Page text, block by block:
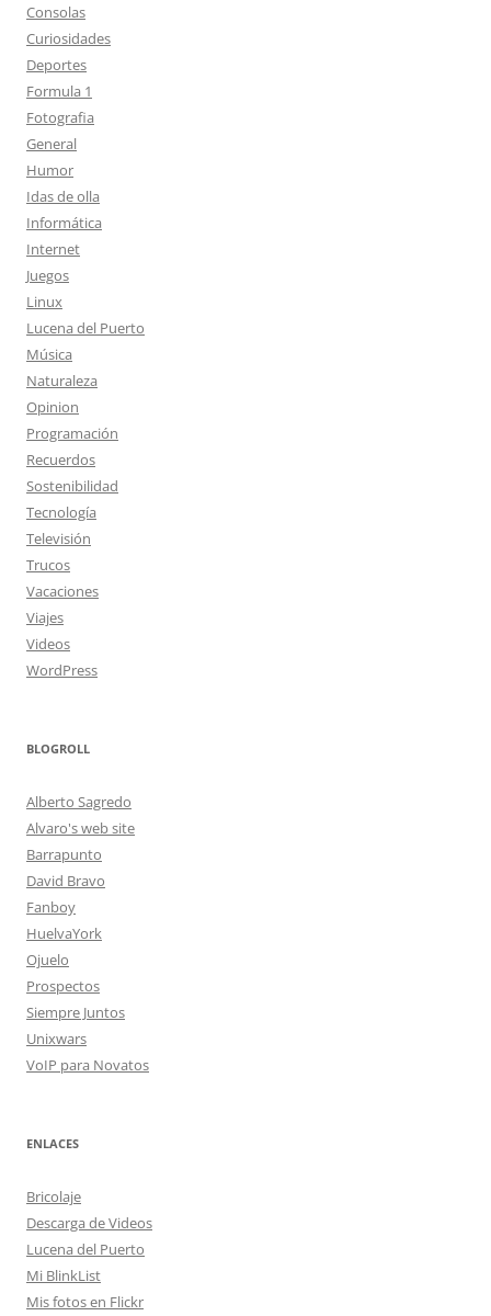
Consolas
Curiosidades
Deportes
Formula 1
Fotografia
General
Humor
Idas de olla
Informática
Internet
Juegos
Linux
Lucena del Puerto
Música
Naturaleza
Opinion
Programación
Recuerdos
Sostenibilidad
Tecnología
Televisión
Trucos
Vacaciones
Viajes
Videos
WordPress
BLOGROLL
Alberto Sagredo
Alvaro's web site
Barrapunto
David Bravo
Fanboy
HuelvaYork
Ojuelo
Prospectos
Siempre Juntos
Unixwars
VoIP para Novatos
ENLACES
Bricolaje
Descarga de Videos
Lucena del Puerto
Mi BlinkList
Mis fotos en Flickr